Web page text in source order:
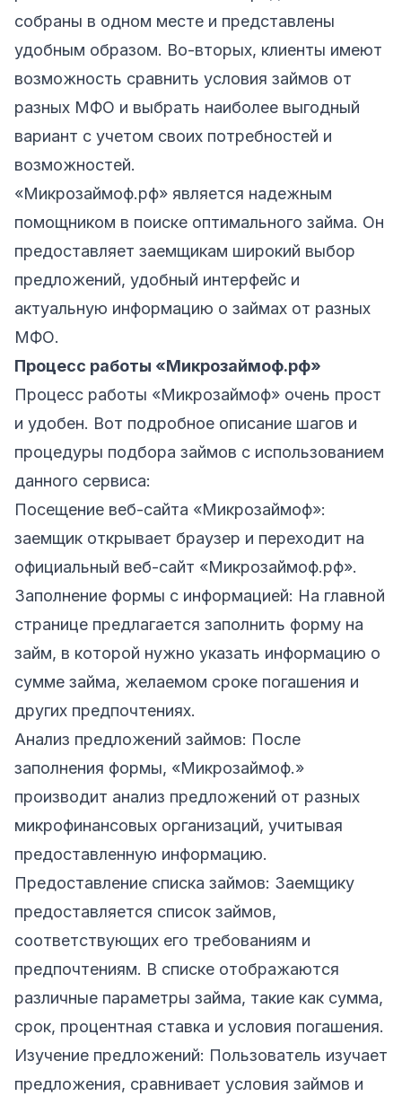
собраны в одном месте и представлены
удобным образом. Во-вторых, клиенты имеют
возможность сравнить условия займов от
разных МФО и выбрать наиболее выгодный
вариант с учетом своих потребностей и
возможностей.
«Микрозаймоф.рф» является надежным
помощником в поиске оптимального займа. Он
предоставляет заемщикам широкий выбор
предложений, удобный интерфейс и
актуальную информацию о займах от разных
МФО.
Процесс работы «Микрозаймоф.рф»
Процесс работы «Микрозаймоф» очень прост
и удобен. Вот подробное описание шагов и
процедуры подбора займов с использованием
данного сервиса:
Посещение веб-сайта «Микрозаймоф»:
заемщик открывает браузер и переходит на
официальный веб-сайт «Микрозаймоф.рф».
Заполнение формы с информацией: На главной
странице предлагается заполнить форму на
займ, в которой нужно указать информацию о
сумме займа, желаемом сроке погашения и
других предпочтениях.
Анализ предложений займов: После
заполнения формы, «Микрозаймоф.»
производит анализ предложений от разных
микрофинансовых организаций, учитывая
предоставленную информацию.
Предоставление списка займов: Заемщику
предоставляется список займов,
соответствующих его требованиям и
предпочтениям. В списке отображаются
различные параметры займа, такие как сумма,
срок, процентная ставка и условия погашения.
Изучение предложений: Пользователь изучает
предложения, сравнивает условия займов и